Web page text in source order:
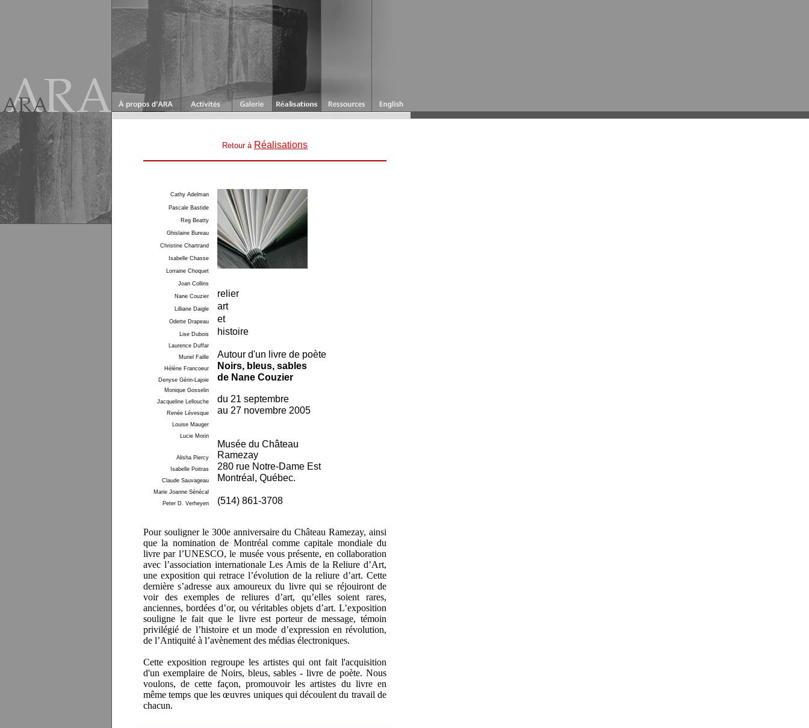
Retour à Réalisations
Cathy Adelman
Pascale Bastide
Reg Beatty
Ghislaine Bureau
Christine Chartrand
Isabelle Chasse
Lorraine Choquet
Joan Collins
Nane Couzier relier
Lilliane Daigle art
Odette Drapeau et
Lise Dubois histoire
Laurence Duffar
Muriel Faille
Autour d'un livre de poète
Hélène Francoeur Noirs, bleus, sables
Denyse Gérin-Lajoie de Nane Couzier
Monique Gosselin
Jacqueline Lellouche
du 21 septembre
Renée Lévesque au 27 novembre 2005
Louise Mauger
Lucie Morin
Alisha Piercy
Musée du Château
Ramezay
Isabelle Poitras 280 rue Notre-Dame Est
Claude Sauvageau Montréal, Québec.
Marie Joanne Sénécal
Peter D. Verheyen
(514) 861-3708
Pour souligner le 300e anniversaire du Château Ramezay, ainsi
que la nomination de Montréal comme capitale mondiale du
livre par l’UNESCO, le musée vous présente, en collaboration
avec l’association internationale Les Amis de la Reliure d’Art,
une exposition qui retrace l’évolution de la reliure d’art. Cette
dernière s’adresse aux amoureux du livre qui se réjouiront de
voir des exemples de reliures d’art, qu’elles soient rares,
anciennes, bordées d’or, ou véritables objets d’art. L’exposition
souligne le fait que le livre est porteur de message, témoin
privilégié de l’histoire et un mode d’expression en révolution,
de l’Antiquité à l’avènement des médias électroniques.
Cette exposition regroupe les artistes qui ont fait l'acquisition
d'un exemplaire de Noirs, bleus, sables - livre de poète. Nous
voulons, de cette façon, promouvoir les artistes du livre en
même temps que les œuvres uniques qui découlent du travail de
chacun.